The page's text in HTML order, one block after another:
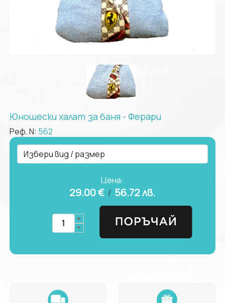
Юношески халат за баня - Ферари
Реф. N: 562
Цена:
29.00 € / 56.72лв.